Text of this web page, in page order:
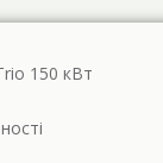
150 кВт